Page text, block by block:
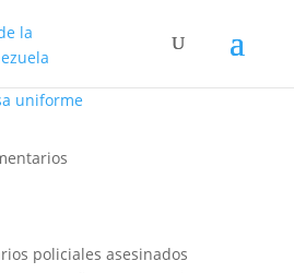
uniforme
policiales asesinados